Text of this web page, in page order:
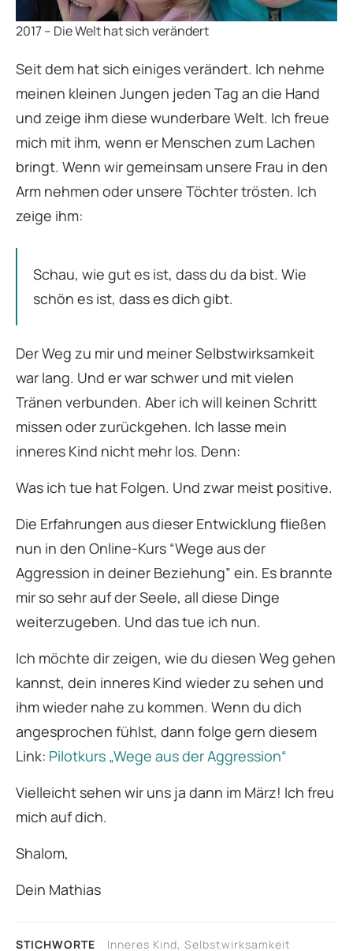
2017 – Die Welt hat sich verändert
Seit dem hat sich einiges verändert. Ich nehme
meinen kleinen Jungen jeden Tag an die Hand
und zeige ihm diese wunderbare Welt. Ich freue
mich mit ihm, wenn er Menschen zum Lachen
bringt. Wenn wir gemeinsam unsere Frau in den
Arm nehmen oder unsere Töchter trösten. Ich
zeige ihm:
Schau, wie gut es ist, dass du da bist. Wie
schön es ist, dass es dich gibt.
Der Weg zu mir und meiner Selbstwirksamkeit
war lang. Und er war schwer und mit vielen
Tränen verbunden. Aber ich will keinen Schritt
missen oder zurückgehen. Ich lasse mein
inneres Kind nicht mehr los. Denn:
Was ich tue hat Folgen. Und zwar meist positive.
Die Erfahrungen aus dieser Entwicklung fließen
nun in den Online-Kurs “Wege aus der
Aggression in deiner Beziehung” ein. Es brannte
mir so sehr auf der Seele, all diese Dinge
weiterzugeben. Und das tue ich nun.
Ich möchte dir zeigen, wie du diesen Weg gehen
kannst, dein inneres Kind wieder zu sehen und
ihm wieder nahe zu kommen. Wenn du dich
angesprochen fühlst, dann folge gern diesem
Link: Pilotkurs „Wege aus der Aggression“
Vielleicht sehen wir uns ja dann im März! Ich freu
mich auf dich.
Shalom,
Dein Mathias
STICHWORTE Inneres Kind, Selbstwirksamkeit